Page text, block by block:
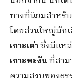
ทางที่นิยมสำหรั
โดยส่วนใหญ่มัก
เกาะเต่าซึ่งมีแห
เกาะพะงันที่สา
ความสงบของธ